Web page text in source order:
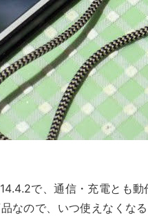
で、通信・充電とも動
なので、いつ使えなくな